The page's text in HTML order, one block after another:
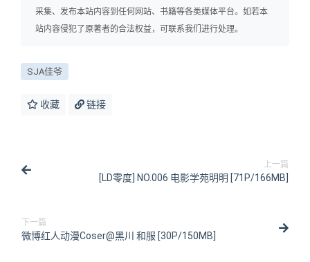
采集、发布本站内容到任何网站、书籍等各类媒体平台。如若本
站内容侵犯了原著者的合法权益，可联系我们进行处理。
SJA佳爷
收藏 链接
上一篇
[LD零度] NO.006 电影学苑明明 [71P/166MB]
下一篇
微博红人动漫Coser@黑川 和服 [30P/150MB]